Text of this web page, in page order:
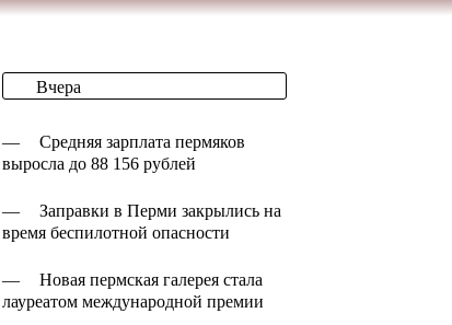
Вчера
—
Средняя зарплата пермяков
выросла до 88 156 рублей
—
Заправки в Перми закрылись на
время беспилотной опасности
—
Новая пермская галерея стала
лауреатом международной премии